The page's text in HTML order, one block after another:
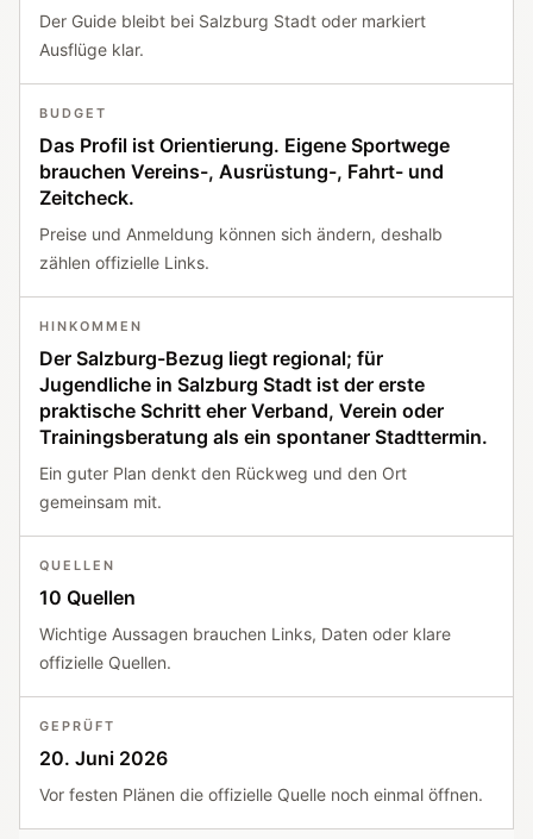
Der Guide bleibt bei Salzburg Stadt oder markiert
Ausflüge klar.
BUDGET
Das Profil ist Orientierung. Eigene Sportwege
brauchen Vereins-, Ausrüstung-, Fahrt- und
Zeitcheck.
Preise und Anmeldung können sich ändern, deshalb
zählen offizielle Links.
HINKOMMEN
Der Salzburg-Bezug liegt regional; für
Jugendliche in Salzburg Stadt ist der erste
praktische Schritt eher Verband, Verein oder
Trainingsberatung als ein spontaner Stadttermin.
Ein guter Plan denkt den Rückweg und den Ort
gemeinsam mit.
QUELLEN
10 Quellen
Wichtige Aussagen brauchen Links, Daten oder klare
offizielle Quellen.
GEPRÜFT
20. Juni 2026
Vor festen Plänen die offizielle Quelle noch einmal öffnen.